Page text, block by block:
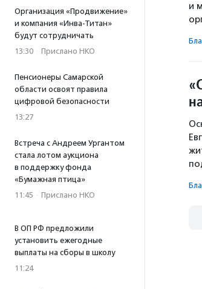
Организация «Продвижение»
и компания «Инва-Титан»
будут сотрудничать
13:30 · Прислано НКО
Пенсионеры Самарской
области освоят правила
цифровой безопасности
13:27
Встреча с Андреем Ургантом
стала лотом аукциона
в поддержку фонда
«Бумажная птица»
11:45 · Прислано НКО
В ОП РФ предложили
установить ежегодные
выплаты на сборы в школу
11:24
и